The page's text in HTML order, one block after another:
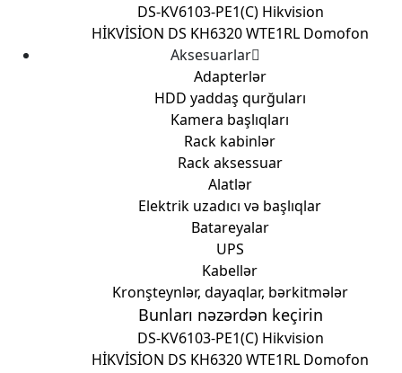
DS-KV6103-PE1(C) Hikvision
HİKVİSİON DS KH6320 WTE1RL Domofon
Aksesuarlar
Adapterlər
HDD yaddaş qurğuları
Kamera başlıqları
Rack kabinlər
Rack aksessuar
Alatlər
Elektrik uzadıcı və başlıqlar
Batareyalar
UPS
Kabellər
Kronşteynlər, dayaqlar, bərkitmələr
Bunları nəzərdən keçirin
DS-KV6103-PE1(C) Hikvision
HİKVİSİON DS KH6320 WTE1RL Domofon